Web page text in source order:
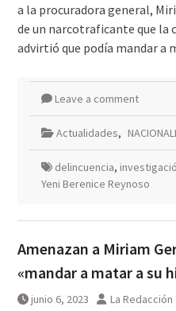
a la procuradora general,
de un narcotraficante que
advirtió que podía mandar a
Leave a comment
Actualidades,
delincuencia,
Yeni Berenice Reynoso
Amenazan a Miriam
«mandar a matar a su
junio 6, 2023 La Redacción